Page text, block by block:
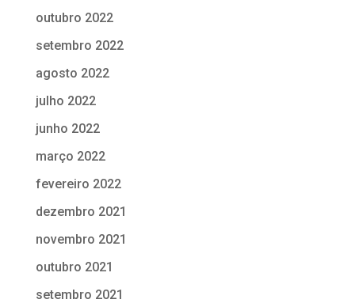
outubro 2022
setembro 2022
agosto 2022
julho 2022
junho 2022
março 2022
fevereiro 2022
dezembro 2021
novembro 2021
outubro 2021
setembro 2021